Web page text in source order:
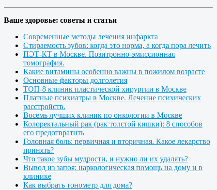
Ваше здоровье: советы и статьи
Современные методы лечения инфаркта
Стираемость зубов: когда это норма, а когда пора лечить
ПЭТ-КТ в Москве. Позитронно-эмиссионная
томография.
Какие витамины особенно важны в пожилом возрасте
Основные факторы долголетия
ТОП-8 клиник пластической хирургии в Москве
Платные психиатры в Москве. Лечение психических
расстройств.
Восемь лучших клиник по онкологии в Москве
Колоректальный рак (рак толстой кишки): 8 способов
его предотвратить
Головная боль: первичная и вторичная. Какое лекарство
принять?
Что такое зубы мудрости, и нужно ли их удалять?
Вывод из запоя: наркологическая помощь на дому и в
клинике
Как выбрать тонометр для дома?